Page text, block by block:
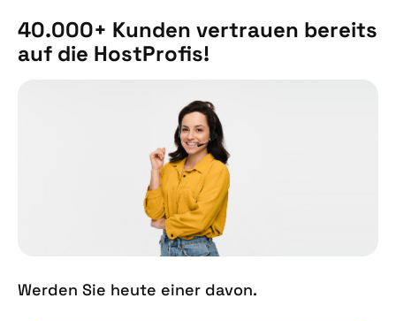
40.000+ Kunden vertrauen bereits
auf die HostProfis!
Werden Sie heute einer davon.